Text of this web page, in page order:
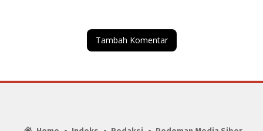
Tambah Komentar